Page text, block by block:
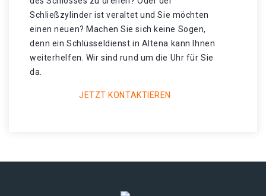
Schließzylinder ist veraltet und Sie möchten
einen neuen? Machen Sie sich keine Sogen,
denn ein Schlüsseldienst in Altena kann Ihnen
weiterhelfen. Wir sind rund um die Uhr für Sie
da.
JETZT KONTAKTIEREN